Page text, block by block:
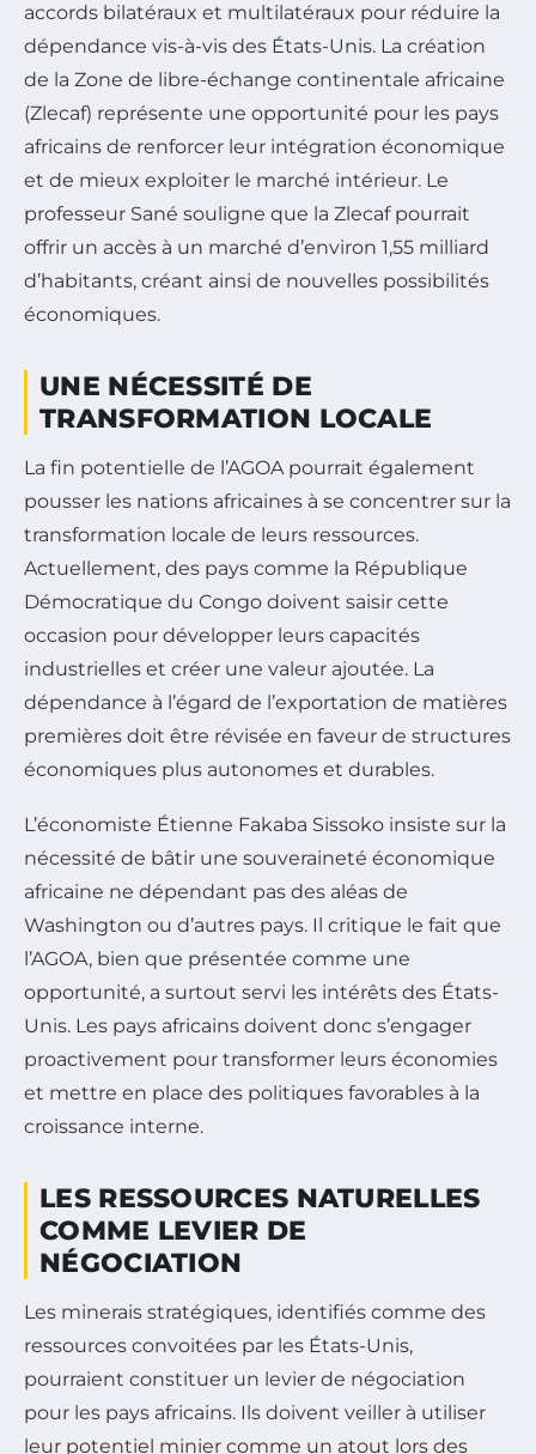
accords bilatéraux et multilatéraux pour réduire la
dépendance vis-à-vis des États-Unis. La création
de la Zone de libre-échange continentale africaine
(Zlecaf) représente une opportunité pour les pays
africains de renforcer leur intégration économique
et de mieux exploiter le marché intérieur. Le
professeur Sané souligne que la Zlecaf pourrait
offrir un accès à un marché d’environ 1,55 milliard
d’habitants, créant ainsi de nouvelles possibilités
économiques.
UNE NÉCESSITÉ DE
TRANSFORMATION LOCALE
La fin potentielle de l’AGOA pourrait également
pousser les nations africaines à se concentrer sur la
transformation locale de leurs ressources.
Actuellement, des pays comme la République
Démocratique du Congo doivent saisir cette
occasion pour développer leurs capacités
industrielles et créer une valeur ajoutée. La
dépendance à l’égard de l’exportation de matières
premières doit être révisée en faveur de structures
économiques plus autonomes et durables.
L’économiste Étienne Fakaba Sissoko insiste sur la
nécessité de bâtir une souveraineté économique
africaine ne dépendant pas des aléas de
Washington ou d’autres pays. Il critique le fait que
l’AGOA, bien que présentée comme une
opportunité, a surtout servi les intérêts des États-
Unis. Les pays africains doivent donc s’engager
proactivement pour transformer leurs économies
et mettre en place des politiques favorables à la
croissance interne.
LES RESSOURCES NATURELLES
COMME LEVIER DE
NÉGOCIATION
Les minerais stratégiques, identifiés comme des
ressources convoitées par les États-Unis,
pourraient constituer un levier de négociation
pour les pays africains. Ils doivent veiller à utiliser
leur potentiel minier comme un atout lors des